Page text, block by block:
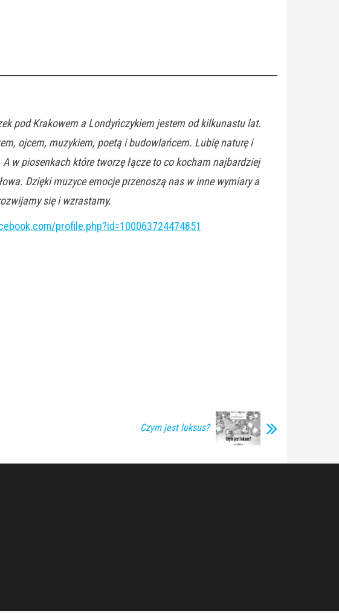
pod Krakowem a Londyńczykiem jestem od kilkunastu lat.
ojcem, muzykiem, poetą i budowlańcem. Lubię naturę i
w piosenkach które tworzę łącze to co kocham najbardziej
Dzięki muzyce emocje przenoszą nas w inne wymiary a
się i wzrastamy.
profile.php?id=100063724474851
Czym jest luksus?